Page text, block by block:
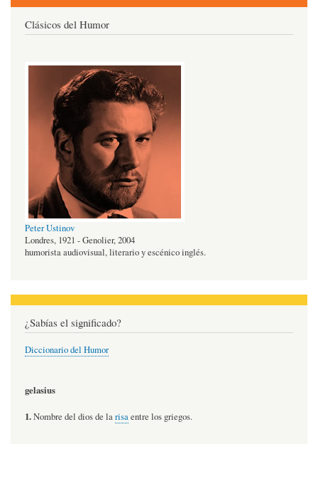
Clásicos del Humor
Peter Ustinov
Londres, 1921 - Genolier, 2004
humorista audiovisual, literario y escénico inglés.
¿Sabías el significado?
Diccionario del Humor
gelasius
1.Nombre del dios de larisaentre los griegos.